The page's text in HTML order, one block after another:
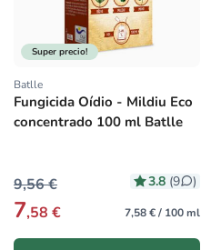
Super precio!
Proveedor:
Batlle
Fungicida Oídio - Mildiu Eco
concentrado 100 ml Batlle
3.8 (9 )
9,56 €
7,58 € 7,58 € / 100 ml